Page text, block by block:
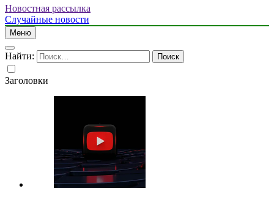
Новостная рассылка
Случайные новости
Меню
Найти:
Заголовки